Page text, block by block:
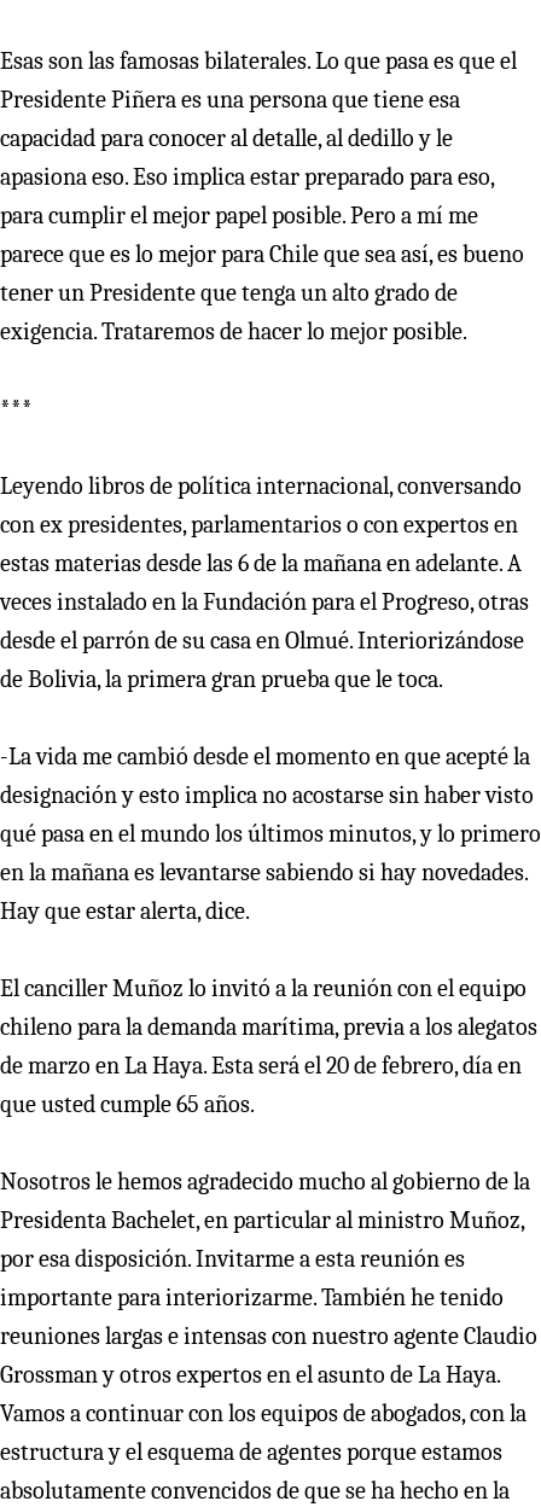
Esas son las famosas bilaterales. Lo que pasa es que el
Presidente Piñera es una persona que tiene esa
capacidad para conocer al detalle, al dedillo y le
apasiona eso. Eso implica estar preparado para eso,
para cumplir el mejor papel posible. Pero a mí me
parece que es lo mejor para Chile que sea así, es bueno
tener un Presidente que tenga un alto grado de
exigencia. Trataremos de hacer lo mejor posible.
***
Leyendo libros de política internacional, conversando
con ex presidentes, parlamentarios o con expertos en
estas materias desde las 6 de la mañana en adelante. A
veces instalado en la Fundación para el Progreso, otras
desde el parrón de su casa en Olmué. Interiorizándose
de Bolivia, la primera gran prueba que le toca.
-La vida me cambió desde el momento en que acepté la
designación y esto implica no acostarse sin haber visto
qué pasa en el mundo los últimos minutos, y lo primero
en la mañana es levantarse sabiendo si hay novedades.
Hay que estar alerta, dice.
El canciller Muñoz lo invitó a la reunión con el equipo
chileno para la demanda marítima, previa a los alegatos
de marzo en La Haya. Esta será el 20 de febrero, día en
que usted cumple 65 años.
Nosotros le hemos agradecido mucho al gobierno de la
Presidenta Bachelet, en particular al ministro Muñoz,
por esa disposición. Invitarme a esta reunión es
importante para interiorizarme. También he tenido
reuniones largas e intensas con nuestro agente Claudio
Grossman y otros expertos en el asunto de La Haya.
Vamos a continuar con los equipos de abogados, con la
estructura y el esquema de agentes porque estamos
absolutamente convencidos de que se ha hecho en la